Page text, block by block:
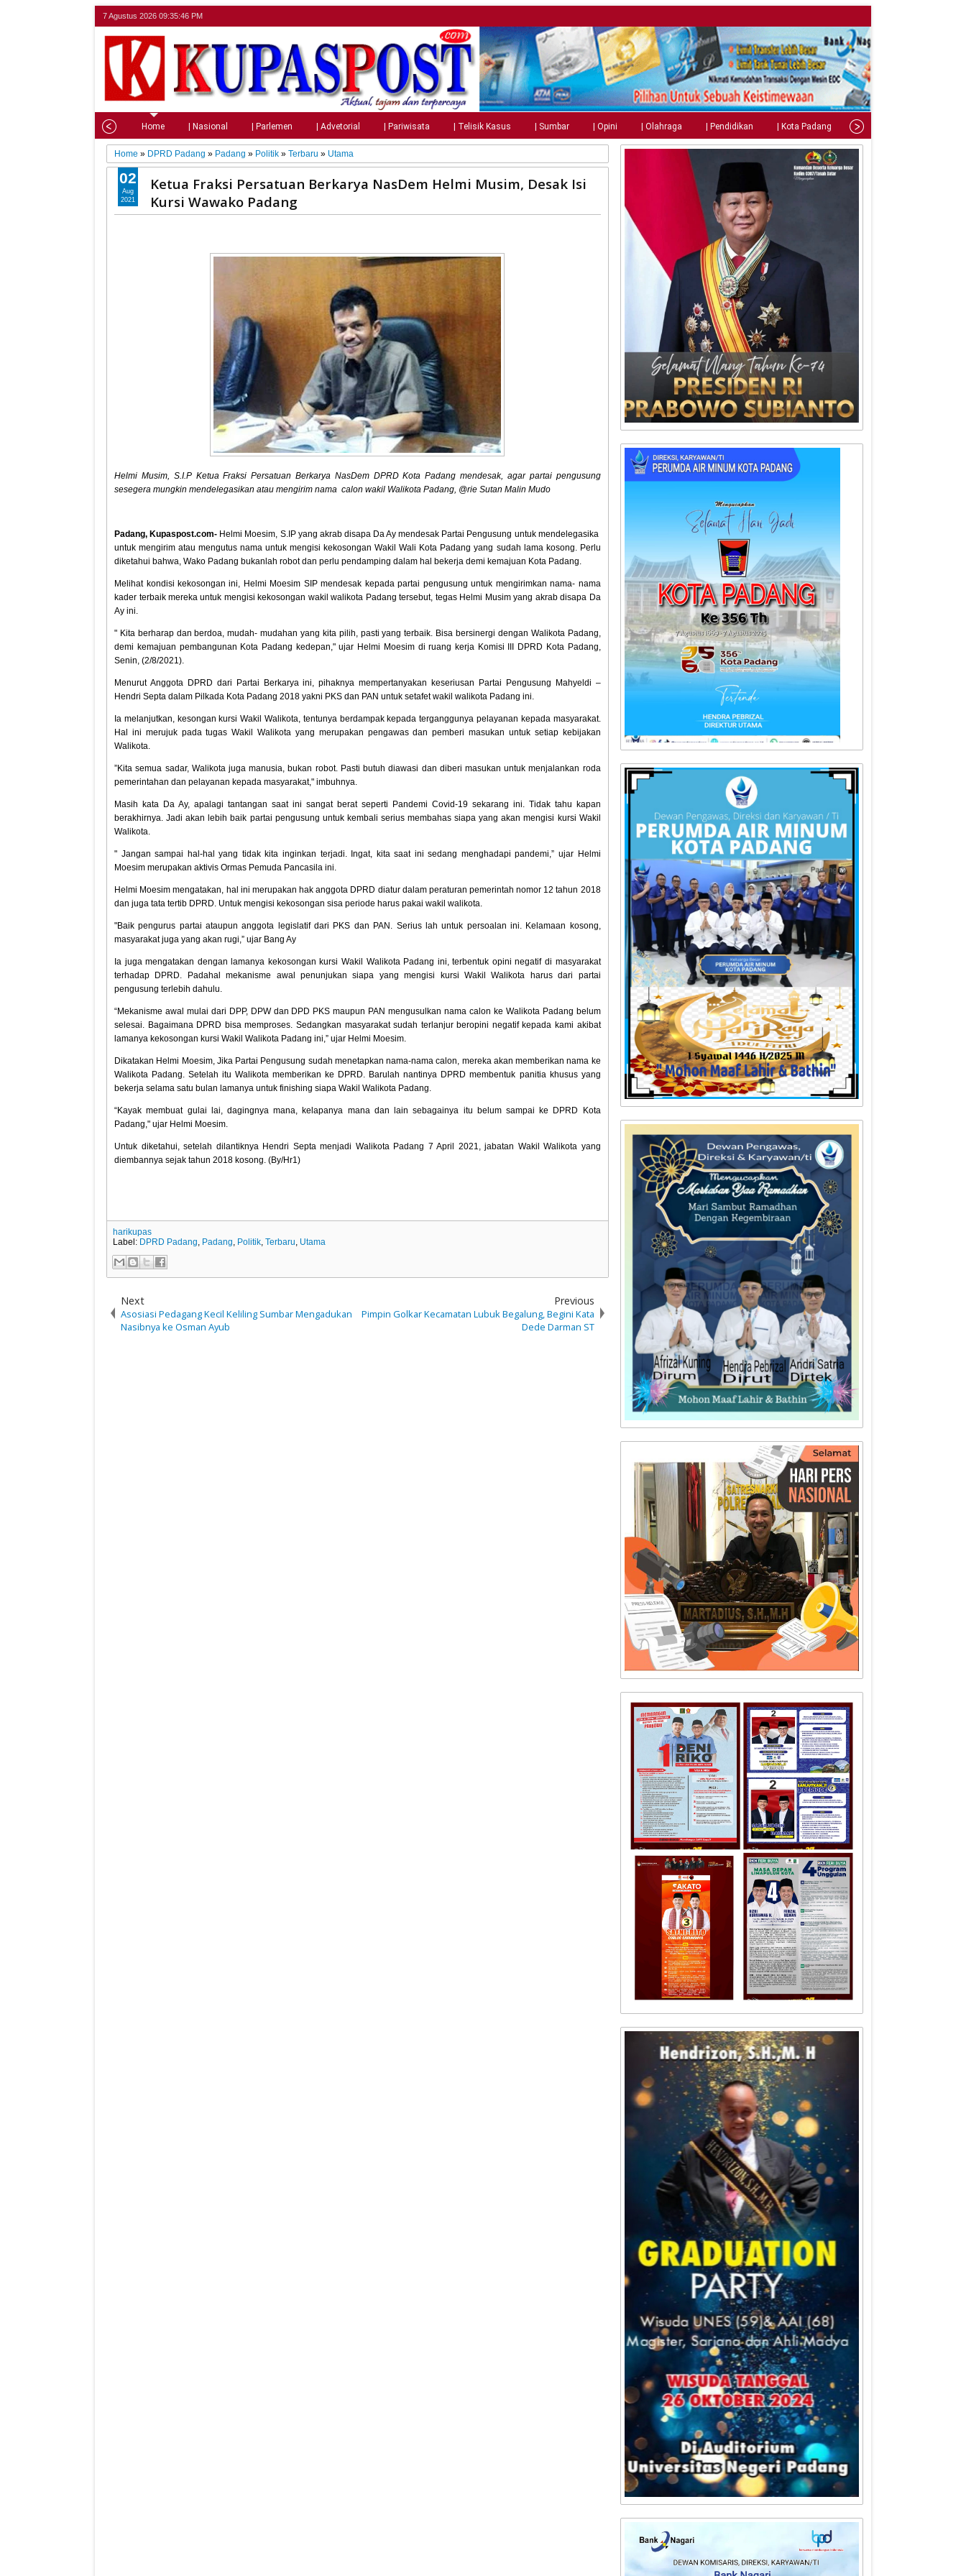
7 Agustus 2026 09:35:47 PM
Home | Nasional | Parlemen | Advetorial | Pariwisata | Telisik Kasus | Sumbar | Opini | Olahraga | Pendidikan | Kota Padang | Tips
Home » DPRD Padang » Padang » Politik »Terbaru » Utama
Ketua Fraksi Persatuan Berkarya NasDem Helmi Musim, Desak Isi
Kursi Wawako Padang
Helmi Musim, S.I.P Ketua Fraksi Persatuan Berkarya NasDem DPRD Kota Padang mendesak, agar partai pengusung
sesegera mungkin mendelegasikan atau mengirim nama calon wakil Walikota Padang, @rie Sutan Malin Mudo
Padang, Kupaspost.com- Helmi Moesim, S.IP yang akrab disapa Da Ay mendesak Partai Pengusung untuk mendelegasika
untuk mengirim atau mengutus nama untuk mengisi kekosongan Wakil Wali Kota Padang yang sudah lama kosong. Perlu
diketahui bahwa, Wako Padang bukanlah robot dan perlu pendamping dalam hal bekerja demi kemajuan Kota Padang.
Melihat kondisi kekosongan ini, Helmi Moesim SIP mendesak kepada partai pengusung untuk mengirimkan nama- nama
kader terbaik mereka untuk mengisi kekosongan wakil walikota Padang tersebut, tegas Helmi Musim yang akrab disapa Da
Ay ini.
" Kita berharap dan berdoa, mudah- mudahan yang kita pilih, pasti yang terbaik. Bisa bersinergi dengan Walikota Padang,
demi kemajuan pembangunan Kota Padang kedepan," ujar Helmi Moesim di ruang kerja Komisi III DPRD Kota Padang,
Senin, (2/8/2021).
Menurut Anggota DPRD dari Partai Berkarya ini, pihaknya mempertanyakan keseriusan Partai Pengusung Mahyeldi –
Hendri Septa dalam Pilkada Kota Padang 2018 yakni PKS dan PAN untuk setafet wakil walikota Padang ini.
Ia melanjutkan, kesongan kursi Wakil Walikota, tentunya berdampak kepada terganggunya pelayanan kepada masyarakat.
Hal ini merujuk pada tugas Wakil Walikota yang merupakan pengawas dan pemberi masukan untuk setiap kebijakan
Walikota.
”Kita semua sadar, Walikota juga manusia, bukan robot. Pasti butuh diawasi dan diberi masukan untuk menjalankan roda
pemerintahan dan pelayanan kepada masyarakat," imbuhnya.
Masih kata Da Ay, apalagi tantangan saat ini sangat berat seperti Pandemi Covid-19 sekarang ini. Tidak tahu kapan
berakhirnya. Jadi akan lebih baik partai pengusung untuk kembali serius membahas siapa yang akan mengisi kursi Wakil
Walikota.
" Jangan sampai hal-hal yang tidak kita inginkan terjadi. Ingat, kita saat ini sedang menghadapi pandemi,” ujar Helmi
Moesim merupakan aktivis Ormas Pemuda Pancasila ini.
Helmi Moesim mengatakan, hal ini merupakan hak anggota DPRD diatur dalam peraturan pemerintah nomor 12 tahun 2018
dan juga tata tertib DPRD. Untuk mengisi kekosongan sisa periode harus pakai wakil walikota.
"Baik pengurus partai ataupun anggota legislatif dari PKS dan PAN. Serius lah untuk persoalan ini. Kelamaan kosong,
masyarakat juga yang akan rugi,” ujar Bang Ay
Ia juga mengatakan dengan lamanya kekosongan kursi Wakil Walikota Padang ini, terbentuk opini negatif di masyarakat
terhadap DPRD. Padahal mekanisme awal penunjukan siapa yang mengisi kursi Wakil Walikota harus dari partai
pengusung terlebih dahulu.
“Mekanisme awal mulai dari DPP, DPW dan DPD PKS maupun PAN mengusulkan nama calon ke Walikota Padang belum
selesai. Bagaimana DPRD bisa memproses. Sedangkan masyarakat sudah terlanjur beropini negatif kepada kami akibat
lamanya kekosongan kursi Wakil Walikota Padang ini,” ujar Helmi Moesim.
Dikatakan Helmi Moesim, Jika Partai Pengusung sudah menetapkan nama-nama calon, mereka akan memberikan nama ke
Walikota Padang. Setelah itu Walikota memberikan ke DPRD. Barulah nantinya DPRD membentuk panitia khusus yang
bekerja selama satu bulan lamanya untuk finishing siapa Wakil Walikota Padang.
“Kayak membuat gulai lai, dagingnya mana, kelapanya mana dan lain sebagainya itu belum sampai ke DPRD Kota
Padang," ujar Helmi Moesim.
Untuk diketahui, setelah dilantiknya Hendri Septa menjadi Walikota Padang 7 April 2021, jabatan Wakil Walikota yang
diembannya sejak tahun 2018 kosong. (By/Hr1)
02
Aug
2021
harikupas
Label: DPRD Padang, Padang, Politik,Terbaru, Utama
Next
Asosiasi Pedagang Kecil Keliling Sumbar Mengadukan
Nasibnya ke Osman Ayub
Previous
Pimpin Golkar Kecamatan Lubuk Begalung, Begini Kata
Dede Darman ST